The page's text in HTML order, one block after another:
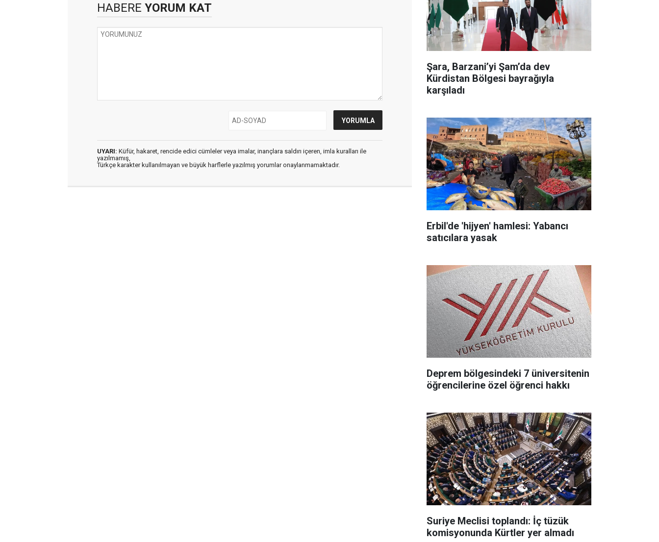
HABERE YORUM KAT
UYARI: Küfür, hakaret, rencide edici cümleler veya imalar, inançlara saldırı içeren, imla kuralları ile
yazılmamış,
Türkçe karakter kullanılmayan ve büyük harflerle yazılmış yorumlar onaylanmamaktadır.
Şara, Barzani’yi Şam’da dev
Kürdistan Bölgesi bayrağıyla
karşıladı
Erbil'de 'hijyen' hamlesi: Yabancı
satıcılara yasak
Deprem bölgesindeki 7 üniversitenin
öğrencilerine özel öğrenci hakkı
Suriye Meclisi toplandı: İç tüzük
komisyonunda Kürtler yer almadı